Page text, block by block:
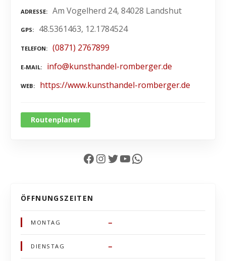
ADRESSE Am Vogelherd 24, 84028 Landshut
GPS 48.5361463, 12.1784524
TELEFON (0871) 2767899
E-MAIL info@kunsthandel-romberger.de
WEB https://www.kunsthandel-romberger.de
Routenplaner
Facebook InstagramTwitter YouTube WhatsApp
ÖFFNUNGSZEITEN
MONTAG –
DIENSTAG –